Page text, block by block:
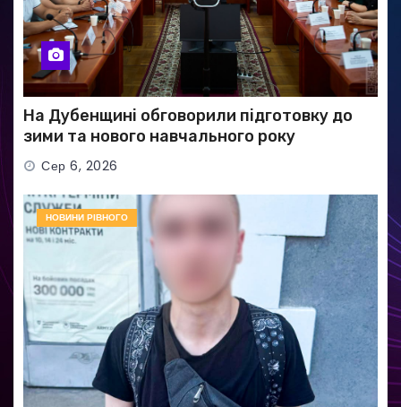
На Дубенщині обговорили підготовку до
зими та нового навчального року
Сер 6, 2026
НОВИНИ РІВНОГО